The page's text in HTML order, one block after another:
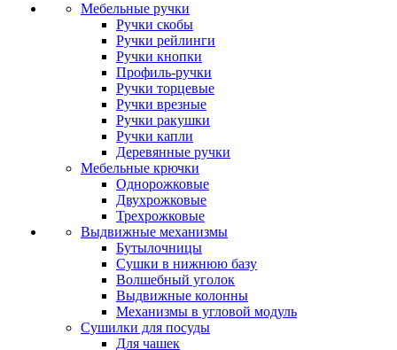
Мебельные ручки
Ручки скобы
Ручки рейлинги
Ручки кнопки
Профиль-ручки
Ручки торцевые
Ручки врезные
Ручки ракушки
Ручки капли
Деревянные ручки
Мебельные крючки
Однорожковые
Двухрожковые
Трехрожковые
Выдвижные механизмы
Бутылочницы
Сушки в нижнюю базу
Волшебный уголок
Выдвижные колонны
Механизмы в угловой модуль
Сушилки для посуды
Для чашек